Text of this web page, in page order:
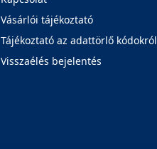
Vásárlói tájékoztató
Tájékoztató az adattörlő kódokról
Visszaélés bejelentés